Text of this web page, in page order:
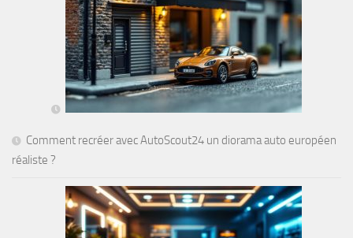
Comment recréer avec AutoScout24 un diorama auto européen
réaliste ?